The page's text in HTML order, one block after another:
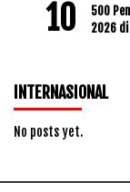
500
2026
INTERNASIONAL
No posts yet.